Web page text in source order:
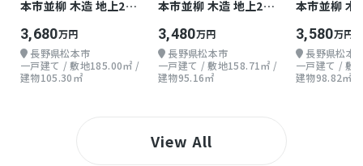
本市並柳 木造 地上2階
3,680万円
長野県松本市
一戸建て / 敷地185.00㎡ /
建物105.30㎡
本市並柳 木造 地上2階
3,480万円
長野県松本市
一戸建て / 敷地158.71㎡ /
建物95.16㎡
本市並柳 木
3,580万円
長野県松本
一戸建て / 敷
建物98.82㎡
View All